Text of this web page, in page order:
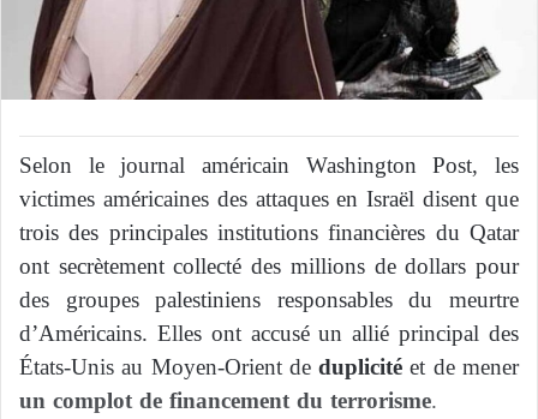
Selon le journal américain Washington Post, les
victimes américaines des attaques en Israël disent que
trois des principales institutions financières du Qatar
ont secrètement collecté des millions de dollars pour
des groupes palestiniens responsables du meurtre
d’Américains. Elles ont accusé un allié principal des
États-Unis au Moyen-Orient deduplicitéet de mener
un complot de financement du terrorisme.